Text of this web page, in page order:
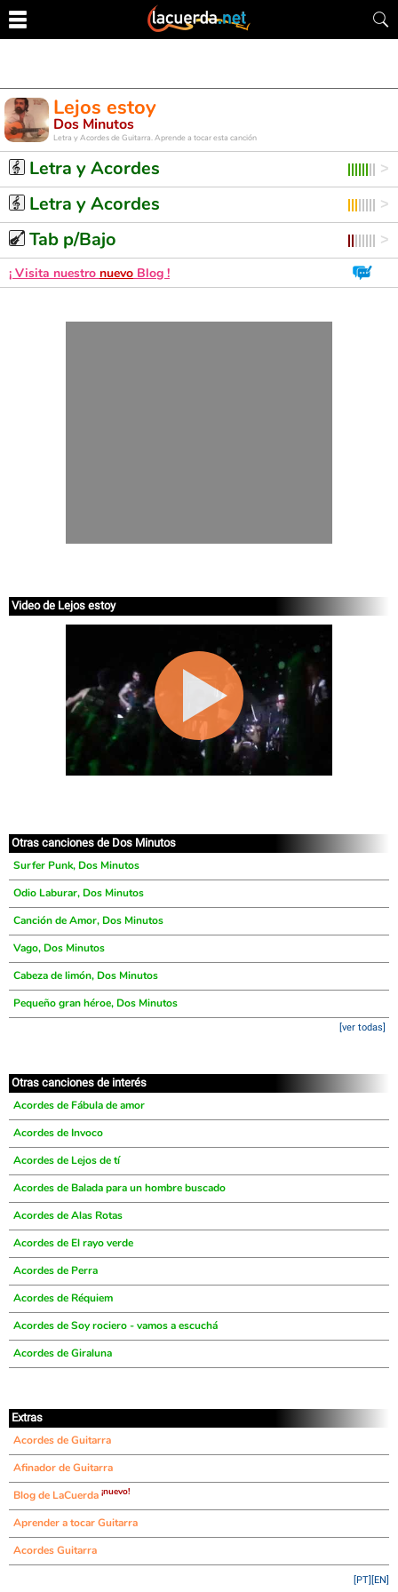
Lejos estoy
Dos Minutos
Letra y Acordes de Guitarra. Aprende a tocar esta canción
Letra y Acordes
Letra y Acordes
Tab p/Bajo
¡ Visita nuestro nuevo Blog !
Video de Lejos estoy
Otras canciones de Dos Minutos
Surfer Punk, Dos Minutos
Odio Laburar, Dos Minutos
Canción de Amor, Dos Minutos
Vago, Dos Minutos
Cabeza de limón, Dos Minutos
Pequeño gran héroe, Dos Minutos
[ver todas]
Otras canciones de interés
Acordes de Fábula de amor
Acordes de Invoco
Acordes de Lejos de tí
Acordes de Balada para un hombre buscado
Acordes de Alas Rotas
Acordes de El rayo verde
Acordes de Perra
Acordes de Réquiem
Acordes de Soy rociero - vamos a escuchá
Acordes de Giraluna
Extras
Acordes de Guitarra
Afinador de Guitarra
Blog de LaCuerda ¡nuevo!
Aprender a tocar Guitarra
Acordes Guitarra
[EN]
[PT]